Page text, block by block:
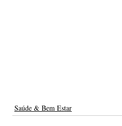
Saúde & Bem Estar